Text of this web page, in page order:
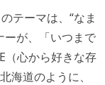
テーマは、“なま
ーが、「いつまで
（心から好きな存
海道のように、